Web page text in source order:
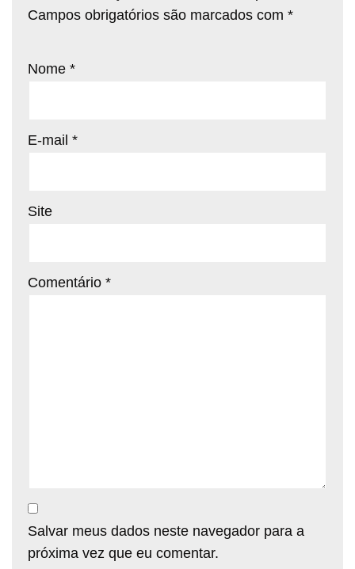
Campos obrigatórios são marcados com *
Nome *
E-mail *
Site
Comentário *
Salvar meus dados neste navegador para a
próxima vez que eu comentar.